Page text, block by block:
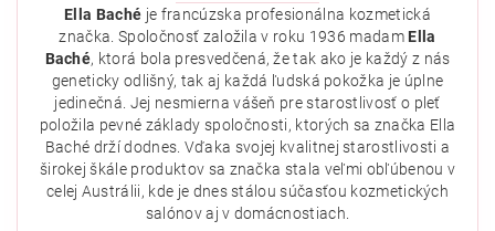
Vložením hodnotenie súhlasíte spodmienkami ochrany
Ella Baché je francúzska profesionálna kozmetická
značka. Spoločnosť založila v roku 1936 madam Ella
Baché, ktorá bola presvedčená, že tak ako je každý z nás
geneticky odlišný, tak aj každá ľudská pokožka je úplne
jedinečná. Jej nesmierna vášeň pre starostlivosť o pleť
položila pevné základy spoločnosti, ktorých sa značka Ella
Baché drží dodnes. Vďaka svojej kvalitnej starostlivosti a
širokej škále produktov sa značka stala veľmi obľúbenou v
celej Austrálii, kde je dnes stálou súčasťou kozmetických
salónov aj v domácnostiach.